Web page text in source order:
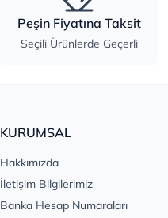
Peşin Fiyatına Taksit
Seçili Ürünlerde Geçerli
KURUMSAL
Hakkımızda
İletişim Bilgilerimiz
Banka Hesap Numaraları